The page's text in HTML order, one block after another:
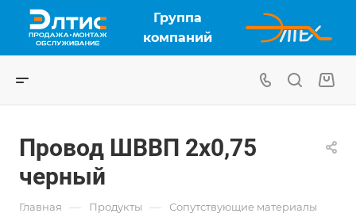
Группа
компаний
Провод ШВВП 2х0,75
черный
Главная — Продукты — Сопутствующие материалы